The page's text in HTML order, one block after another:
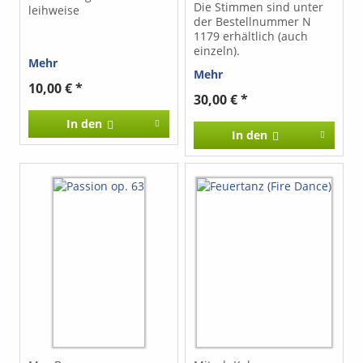
leihweise
Mehr
10,00 € *
In den
Die Stimmen sind unter
der Bestellnummer N
1179 erhältlich (auch
einzeln).
Mehr
30,00 € *
In den